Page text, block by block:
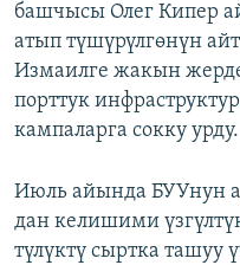
башчысы Олег Кипер
атып түшүрүлгөнүн
Измаилге жакын
порттук
кампаларга сокку урду.
Июль айында БУУнун
дан келишими
түлүктү сыртка